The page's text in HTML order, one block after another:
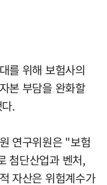
를 위해 보험사의
본 부담을 완화할
.
연구위원은 "보험
첨단산업과 벤처,
자산은 위험계수가